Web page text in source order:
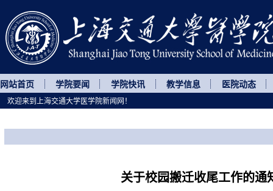
网站首页 学院要闻 学院快讯 教学信息 医院动态
关于校园搬迁收尾工作的通
欢迎来到上海交通大学医学院新闻网！